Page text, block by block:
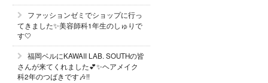
ファッションゼミでショップに行っ
てきました✨美容師科1年生のしゅりで
す🤍
福岡ベルにKAWAII LAB. SOUTHの皆
さんが来てくれました💕✨ヘアメイク
科2年のつばきです🎶!!